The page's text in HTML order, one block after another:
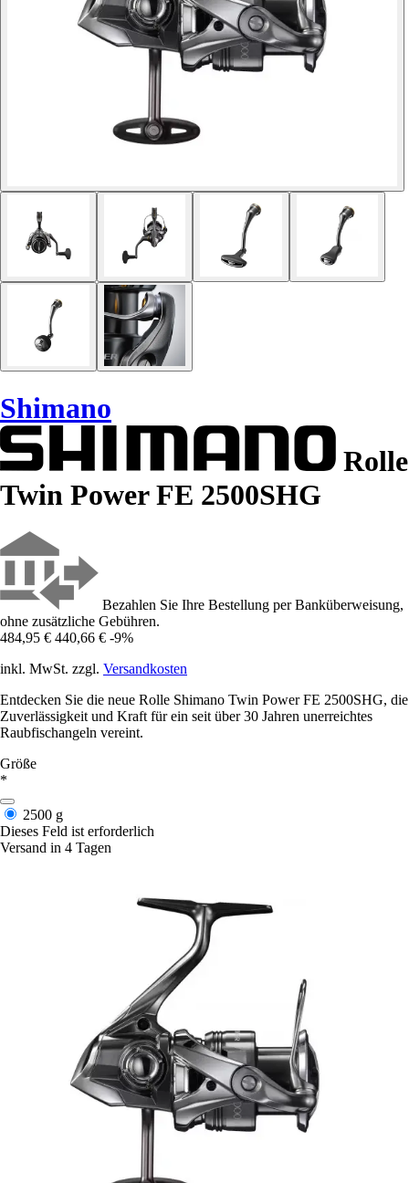
Shimano
Rolle
Twin Power FE 2500SHG
Bezahlen Sie Ihre Bestellung per Banküberweisung,
ohne zusätzliche Gebühren.
484,95 € 440,66 € -9%
inkl. MwSt. zzgl. Versandkosten
Entdecken Sie die neue Rolle Shimano Twin Power FE 2500SHG, die
Zuverlässigkeit und Kraft für ein seit über 30 Jahren unerreichtes
Raubfischangeln vereint.
Größe
*
2500 g
Dieses Feld ist erforderlich
Versand in 4 Tagen